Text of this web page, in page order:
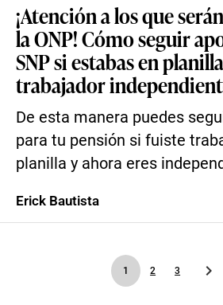
¡Atención a los que
la ONP! Cómo seguir
SNP si estabas en
trabajador
De esta manera puedes
para tu pensión si fuiste
planilla y ahora eres
Erick Bautista
1 2 3